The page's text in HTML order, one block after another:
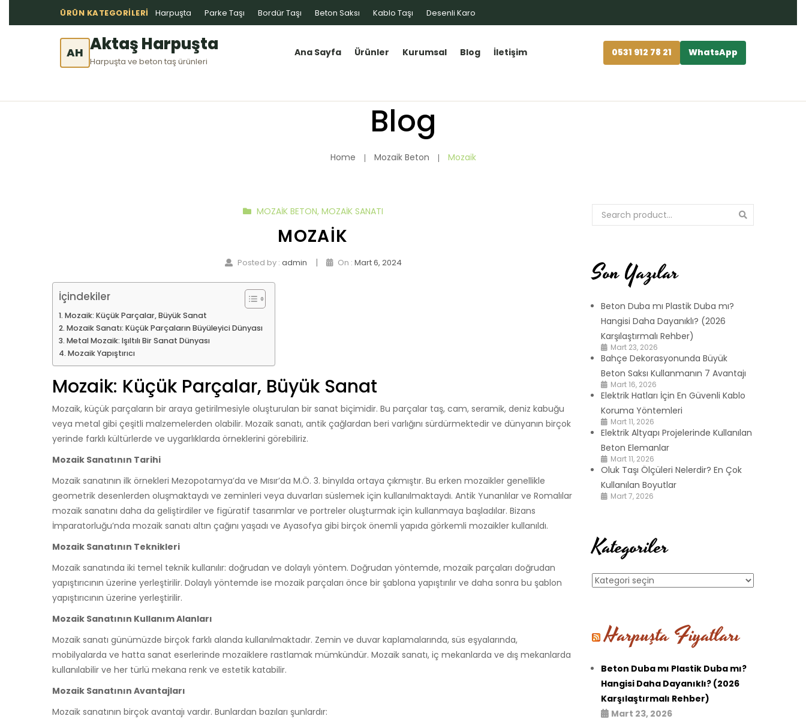
ÜRÜN KATEGORILERI Harpuşta Parke Taşı Bordür Taşı Beton Saksı Kablo Taşı Desenli Karo
AH Aktaş Harpuşta
Harpuşta ve beton taş ürünleri
Ana Sayfa Ürünler Kurumsal Blog İletişim 0531 912 78 21 WhatsApp
Blog
Home Mozaik Beton Mozaik
MOZAIK BETON, MOZAIK SANATI
MOZAIK
Posted by : admin | On : Mart 6, 2024
İçindekiler
Mozaik: Küçük Parçalar, Büyük Sanat
Mozaik Sanatı: Küçük Parçaların Büyüleyici Dünyası
Metal Mozaik: Işıltılı Bir Sanat Dünyası
Mozaik Yapıştırıcı
Mozaik: Küçük Parçalar, Büyük Sanat
Mozaik, küçük parçaların bir araya getirilmesiyle oluşturulan bir sanat biçimidir. Bu parçalar taş, cam, seramik, deniz kabuğu
veya metal gibi çeşitli malzemelerden olabilir. Mozaik sanatı, antik çağlardan beri varlığını sürdürmektedir ve dünyanın birçok
yerinde farklı kültürlerde ve uygarlıklarda örneklerini görebiliriz.
Mozaik Sanatının Tarihi
Mozaik sanatının ilk örnekleri Mezopotamya’da ve Mısır’da M.Ö. 3. binyılda ortaya çıkmıştır. Bu erken mozaikler genellikle
geometrik desenlerden oluşmaktaydı ve zeminleri veya duvarları süslemek için kullanılmaktaydı. Antik Yunanlılar ve Romalılar
mozaik sanatını daha da geliştirdiler ve figüratif tasarımlar ve portreler oluşturmak için kullanmaya başladılar. Bizans
İmparatorluğu’nda mozaik sanatı altın çağını yaşadı ve Ayasofya gibi birçok önemli yapıda görkemli mozaikler kullanıldı.
Mozaik Sanatının Teknikleri
Mozaik sanatında iki temel teknik kullanılır: doğrudan ve dolaylı yöntem. Doğrudan yöntemde, mozaik parçaları doğrudan
yapıştırıcının üzerine yerleştirilir. Dolaylı yöntemde ise mozaik parçaları önce bir şablona yapıştırılır ve daha sonra bu şablon
yapıştırıcının üzerine yerleştirilir.
Mozaik Sanatının Kullanım Alanları
Mozaik sanatı günümüzde birçok farklı alanda kullanılmaktadır. Zemin ve duvar kaplamalarında, süs eşyalarında,
mobilyalarda ve hatta sanat eserlerinde mozaiklere rastlamak mümkündür. Mozaik sanatı, iç mekanlarda ve dış mekanlarda
kullanılabilir ve her türlü mekana renk ve estetik katabilir.
Mozaik Sanatının Avantajları
Mozaik sanatının birçok avantajı vardır. Bunlardan bazıları şunlardır:
Son Yazılar
Beton Duba mı Plastik Duba mı?
Hangisi Daha Dayanıklı? (2026
Karşılaştırmalı Rehber)
Mart 23, 2026
Bahçe Dekorasyonunda Büyük
Beton Saksı Kullanmanın 7 Avantajı
Mart 16, 2026
Elektrik Hatları İçin En Güvenli Kablo
Koruma Yöntemleri
Mart 11, 2026
Elektrik Altyapı Projelerinde Kullanılan
Beton Elemanlar
Mart 11, 2026
Oluk Taşı Ölçüleri Nelerdir? En Çok
Kullanılan Boyutlar
Mart 7, 2026
Kategoriler
Kategoriler
Harpuşta Fiyatları
Beton Duba mı Plastik Duba mı?
Hangisi Daha Dayanıklı? (2026
Karşılaştırmalı Rehber)
Mart 23, 2026